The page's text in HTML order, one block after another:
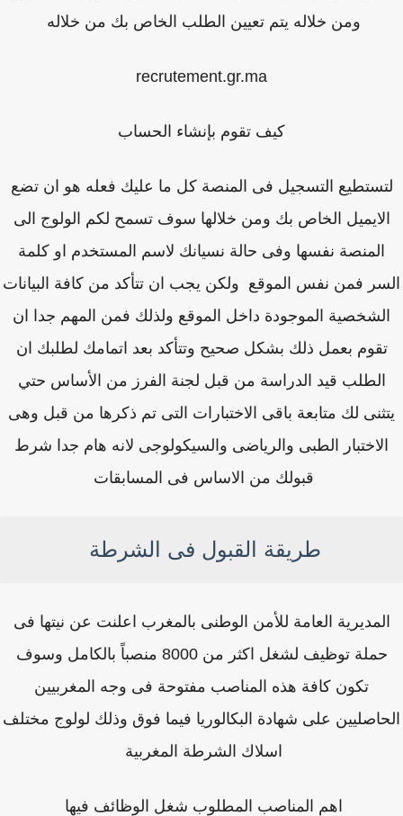
ومن خلاله يتم تعيين الطلب الخاص بك من خلاله
recrutement.gr.ma
كيف تقوم بإنشاء الحساب
التسجيل فى المنصة كل ما عليك فعله هو ان تضع
الخاص بك ومن خلالها سوف تسمح لكم الولوج الى
المنصة نفسها وفى حالة نسيانك لاسم المستخدم او كلمة
فمن نفس الموقع ولكن يجب ان تتأكد من كافة البيانات
الموجودة داخل الموقع ولذلك فمن المهم جدا ان
تقوم بعمل ذلك بشكل صحيح وتتأكد بعد اتمامك لطلبك ان
الطلب قيد الدراسة من قبل لجنة الفرز من الأساس حتي
لك متابعة باقى الاختبارات التى تم ذكرها من قبل وهى
الطبى والرياضى والسيكولوجى لانه هام جدا شرط
قبولك من الاساس فى المسابقات
طريقة القبول فى الشرطة
العامة للأمن الوطنى بالمغرب اعلنت عن نيتها فى
حملة توظيف لشغل اكثر من 8000 منصباً بالكامل وسوف
تكون كافة هذه المناصب مفتوحة فى وجه المغربيين
على شهادة البكالوريا فيما فوق وذلك لولوج مختلف
اسلاك الشرطة المغربية
اهم المناصب المطلوب شغل الوظائف فيها